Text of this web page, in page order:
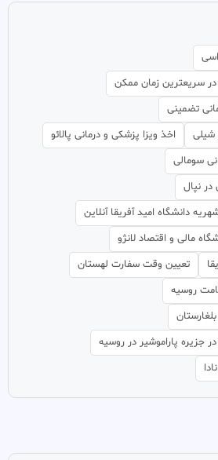
در سریعترین زمان ممکن
تضمینی
شیلی
اخذ ویزا پزشکی و درمانی پالائو
سومالی
نپال
دانشگاه امید آفریقا آنلاین
مالی و اقتصاد لانژو
تعیین وقت سفارت لهستان
روسیه
جزیره پاراموشیر در روسیه